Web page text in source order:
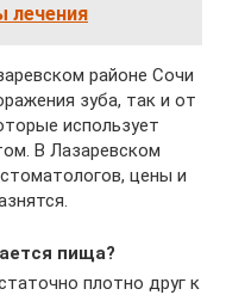
лечения
районе Сочи
зуба, так и от
использует
В Лазаревском
цены и
пища?
плотно друг к